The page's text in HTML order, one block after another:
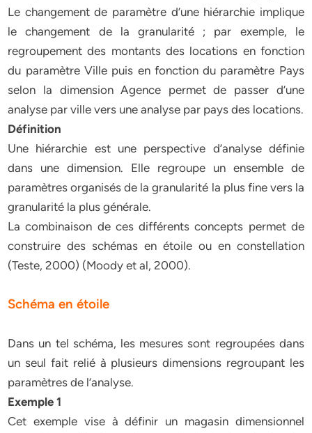
Le changement de paramètre d’une hiérarchie implique
le changement de la granularité ; par exemple, le
regroupement des montants des locations en fonction
du paramètre Ville puis en fonction du paramètre Pays
selon la dimension Agence permet de passer d’une
analyse par ville vers une analyse par pays des locations.
Définition
Une hiérarchie est une perspective d’analyse définie
dans une dimension. Elle regroupe un ensemble de
paramètres organisés de la granularité la plus fine vers la
granularité la plus générale.
La combinaison de ces différents concepts permet de
construire des schémas en étoile ou en constellation
(Teste, 2000) (Moody et al, 2000).
Schéma en étoile
Dans un tel schéma, les mesures sont regroupées dans
un seul fait relié à plusieurs dimensions regroupant les
paramètres de l’analyse.
Exemple 1
Cet exemple vise à définir un magasin dimensionnel